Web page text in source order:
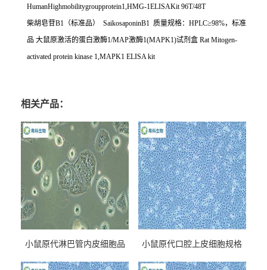
HumanHighmobilitygroupprotein1,HMG-1ELISAKit 96T/48T
柴胡皂苷B1 （标准品） SaikosaponinB1 质量规格： HPLC≥98%，标准
品 大鼠原激活的蛋白激酶1/MAP激酶1(MAPK1)试剂盒 Rat Mitogen-
activated protein kinase 1,MAPK1 ELISA kit
相关产品：
小鼠原代淋巴管内皮细胞品
小鼠原代口腔上皮细胞规格